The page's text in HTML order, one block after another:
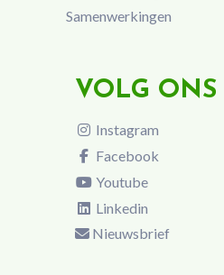
Samenwerkingen
VOLG ONS
Instagram
Facebook
Youtube
Linkedin
Nieuwsbrief